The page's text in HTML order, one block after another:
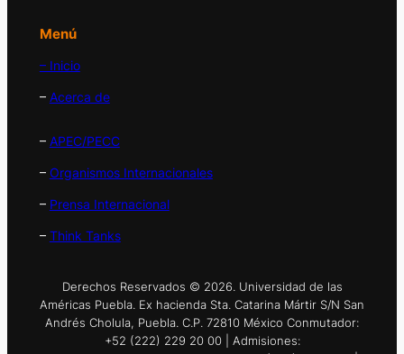
Menú
– Inicio
– Acerca de
– APEC/PECC
– Organismos Internacionales
– Prensa Internacional
– Think Tanks
Derechos Reservados © 2026. Universidad de las
Américas Puebla. Ex hacienda Sta. Catarina Mártir S/N San
Andrés Cholula, Puebla. C.P. 72810 México Conmutador:
+52 (222) 229 20 00 | Admisiones: